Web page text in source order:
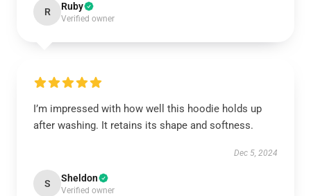
R Ruby
Verified owner
I’m impressed with how well this hoodie holds up
after washing. It retains its shape and softness.
Dec 5, 2024
S Sheldon
Verified owner